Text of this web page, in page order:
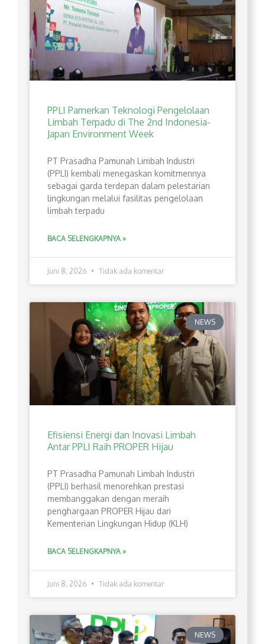
PPLI Pamerkan Teknologi Pengelolaan
Limbah Terpadu di The 2nd Indonesia-
Japan Environment Week
PT Prasadha Pamunah Limbah Industri
(PPLI) kembali menegaskan komitmennya
sebagai garda terdepan dalam pelestarian
lingkungan melalui fasilitas pengelolaan
limbah terpadu
BACA SELENGKAPNYA »
Juni 8, 2026 Tidak ada komentar
NEWS
Efisiensi Energi dan Inovasi Limbah
Antar PPLI Raih PROPER Hijau
PT Prasadha Pamunah Limbah Industri
(PPLI) berhasil menorehkan prestasi
membanggakan dengan meraih
penghargaan PROPER Hijau dari
Kementerian Lingkungan Hidup (KLH)
BACA SELENGKAPNYA »
Juni 8, 2026 Tidak ada komentar
NEWS